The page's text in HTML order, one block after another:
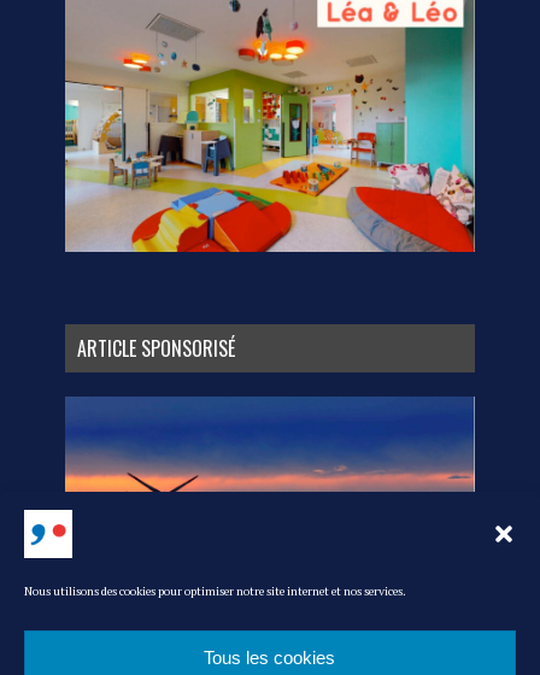
Nous utilisons des cookies pour optimiser notre site internet et nos services.
Tous les cookies
ARTICLE SPONSORISÉ